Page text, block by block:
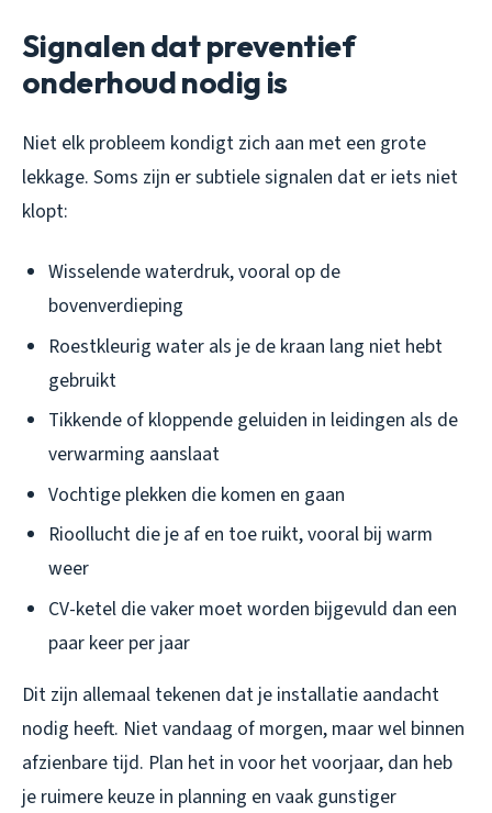
Signalen dat preventief
onderhoud nodig is
Niet elk probleem kondigt zich aan met een grote
lekkage. Soms zijn er subtiele signalen dat er iets niet
klopt:
Wisselende waterdruk, vooral op de
bovenverdieping
Roestkleurig water als je de kraan lang niet hebt
gebruikt
Tikkende of kloppende geluiden in leidingen als de
verwarming aanslaat
Vochtige plekken die komen en gaan
Rioollucht die je af en toe ruikt, vooral bij warm
weer
CV-ketel die vaker moet worden bijgevuld dan een
paar keer per jaar
Dit zijn allemaal tekenen dat je installatie aandacht
nodig heeft. Niet vandaag of morgen, maar wel binnen
afzienbare tijd. Plan het in voor het voorjaar, dan heb
je ruimere keuze in planning en vaak gunstiger